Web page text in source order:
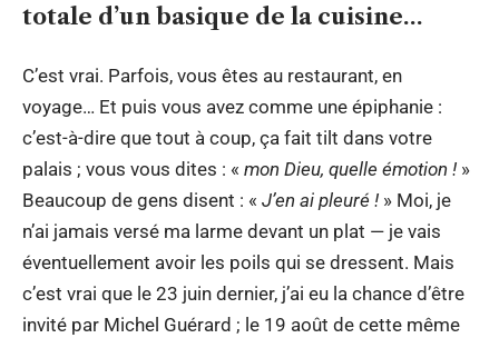
totale d’un basique de la cuisine…
C’est vrai. Parfois, vous êtes au restaurant, en
voyage… Et puis vous avez comme une épiphanie :
c’est-à-dire que tout à coup, ça fait tilt dans votre
palais ; vous vous dites : « mon Dieu, quelle émotion ! »
Beaucoup de gens disent : « J’en ai pleuré ! » Moi, je
n’ai jamais versé ma larme devant un plat — je vais
éventuellement avoir les poils qui se dressent. Mais
c’est vrai que le 23 juin dernier, j’ai eu la chance d’être
invité par Michel Guérard ; le 19 août de cette même